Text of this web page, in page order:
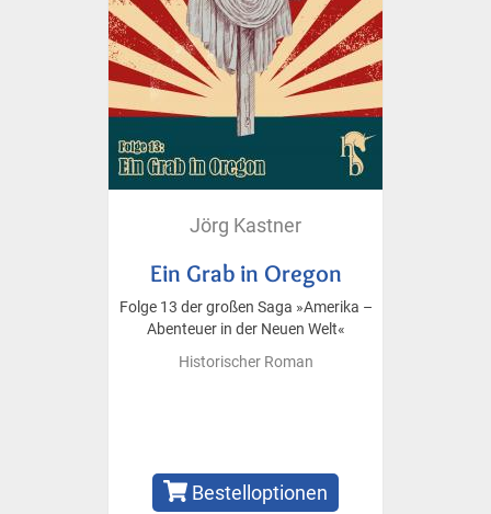
Jörg Kastner
Ein Grab in Oregon
Folge 13 der großen Saga »Amerika –
Abenteuer in der Neuen Welt«
Historischer Roman
Bestelloptionen